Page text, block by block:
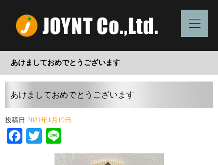
あけましておめでとうございます
あけましておめでとうございます
投稿日 2021年1月19日
Facebook
Twitter